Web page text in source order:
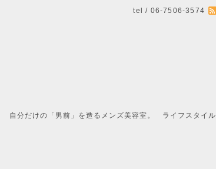
tel / 06-7506-3574
容室。 ライフスタイル